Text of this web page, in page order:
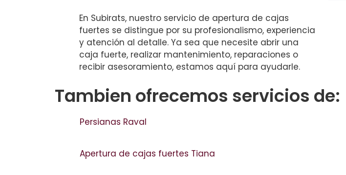
En Subirats, nuestro servicio de apertura de cajas
fuertes se distingue por su profesionalismo, experiencia
y atención al detalle. Ya sea que necesite abrir una
caja fuerte, realizar mantenimiento, reparaciones o
recibir asesoramiento, estamos aquí para ayudarle.
Tambien ofrecemos servicios de:
Persianas Raval
Apertura de cajas fuertes Tiana